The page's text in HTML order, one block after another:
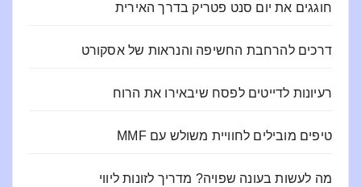
חוגגים את יום סנט פטריק בדרך האירית
דרכים להרחבת החשיפה והנראות של אסקורט
רעיונות לדייטים לפסח שיבאירו את הרוח
טיפים מובילים לחוויית משולש עם MMF
מה לעשות בעונה שפויה? מדריך לזונות ליווי